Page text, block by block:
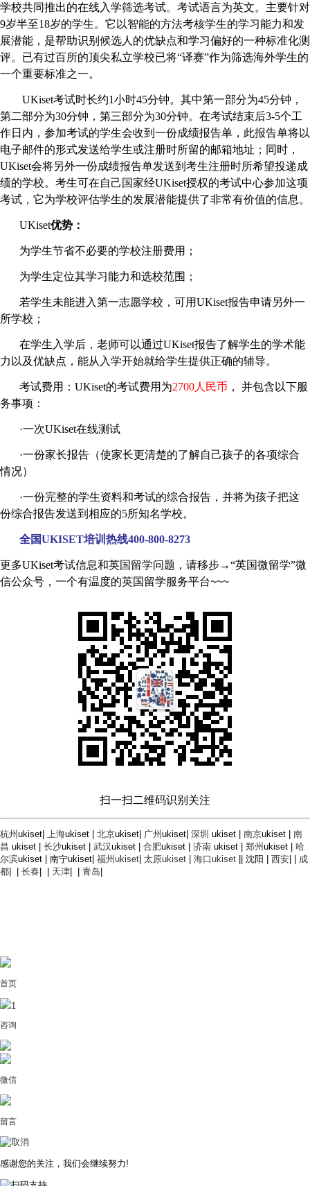
学校共同推出的在线入学筛选考试。考试语言为英文。主要针对
9岁半至18岁的学生。它以智能的方法考核学生的学习能力和发
展潜能，是帮助识别候选人的优缺点和学习偏好的一种标准化测
评。已有过百所的顶尖私立学校已将“译赛”作为筛选海外学生的
一个重要标准之一。
UKiset考试时长约1小时45分钟。其中第一部分为45分钟，
第二部分为30分钟，第三部分为30分钟。在考试结束后3-5个工
作日内，参加考试的学生会收到一份成绩报告单，此报告单将以
电子邮件的形式发送给学生或注册时所留的邮箱地址；同时，
UKiset会将另外一份成绩报告单发送到考生注册时所希望投递成
绩的学校。考生可在自己国家经UKiset授权的考试中心参加这项
考试，它为学校评估学生的发展潜能提供了非常有价值的信息。
UKiset优势：
为学生节省不必要的学校注册费用；
为学生定位其学习能力和选校范围；
若学生未能进入第一志愿学校，可用UKiset报告申请另外一
所学校；
在学生入学后，老师可以通过UKiset报告了解学生的学术能
力以及优缺点，能从入学开始就给学生提供正确的辅导。
考试费用： UKiset的考试费用为2700人民币 ， 并包含以下服
务事项：
·一次UKiset在线测试
·一份家长报告（使家长更清楚的了解自己孩子的各项综合
情况）
·一份完整的学生资料和考试的综合报告，并将为孩子把这
份综合报告发送到相应的5所知名学校。
全国UKISET培训热线400-800-8273
更多UKiset考试信息和英国留学问题，请移步→“英国微留学”微
信公众号，一个有温度的英国留学服务平台~~~
扫一扫二维码识别关注
杭州 ukiset| 上海ukiset 北京ukiset 广州 ukiset 深圳 ukiset 南京ukiset
南
昌 ukiset 长沙ukiset 武汉ukiset 合肥ukiset 济南 ukiset 郑州 ukiset
哈
尔滨ukiset 南宁ukiset| 福州ukiset 太原ukiset 海口ukiset 沈阳 | 西安
成
都
长春 天津 青岛
首页
1
咨询
微信
留言
感谢您的关注，我们会继续努力!